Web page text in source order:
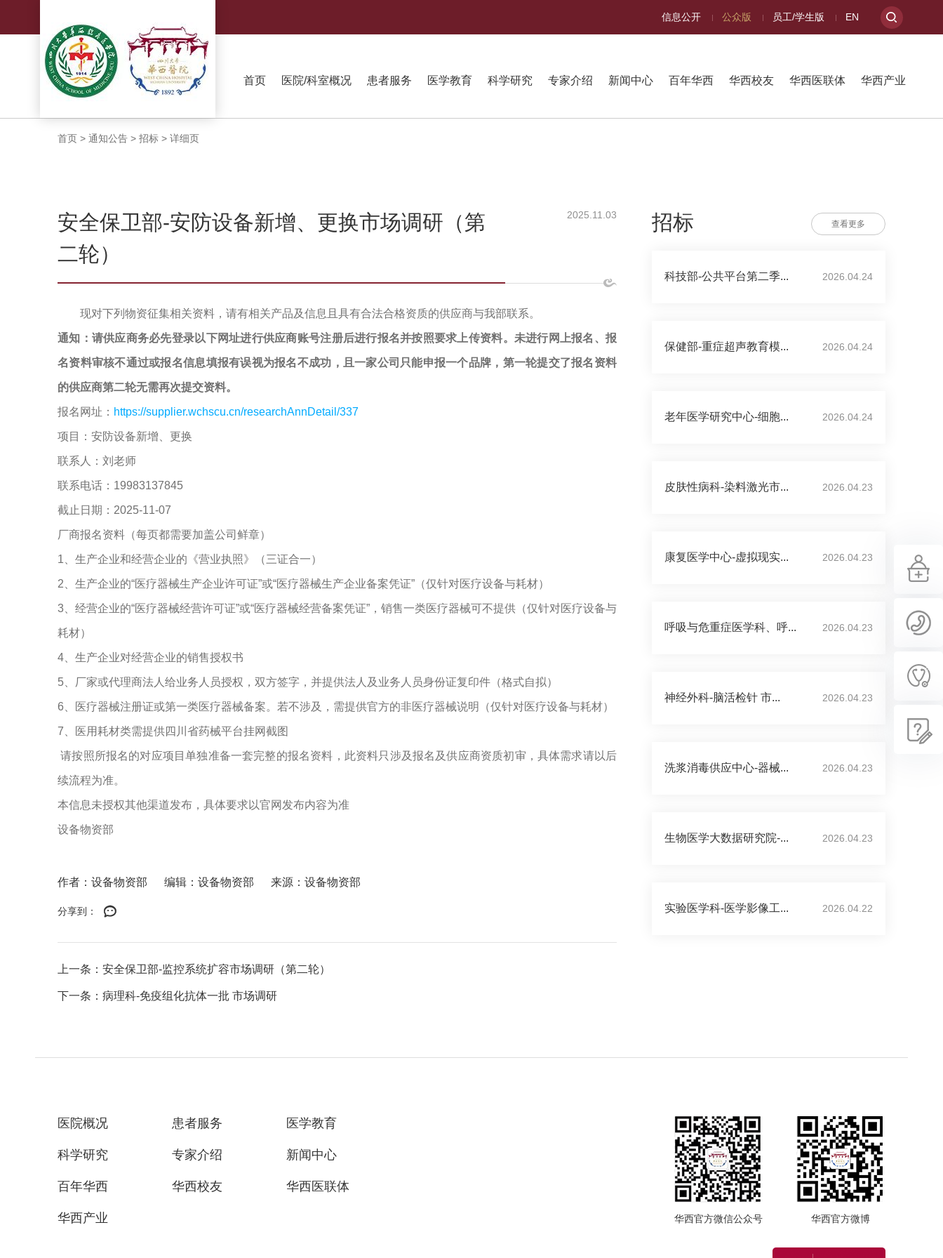
信息公开 公众版 员工/学生版 EN
首页 医院/科室概况 患者服务 医学教育 科学研究 专家介绍 新闻中心 百年华西 华西校友 华西医联体 华西产业
首页 > 通知公告 > 招标 > 详细页
安全保卫部-安防设备新增、更换市场调研（第
二轮）
2025.11.03
现对下列物资征集相关资料，请有相关产品及信息且具有合法合格资质的供应商与我部联系。
通知：请供应商务必先登录以下网址进行供应商账号注册后进行报名并按照要求上传资料。未进行网上报名、报
名资料审核不通过或报名信息填报有误视为报名不成功，且一家公司只能申报一个品牌，第一轮提交了报名资料
的供应商第二轮无需再次提交资料。
报名网址： https://supplier.wchscu.cn/researchAnnDetail/337
项目：安防设备新增、更换
联系人：刘老师
联系电话：19983137845
截止日期：2025-11-07
厂商报名资料（每页都需要加盖公司鲜章）
1、生产企业和经营企业的《营业执照》（三证合一）
2、生产企业的“医疗器械生产企业许可证”或“医疗器械生产企业备案凭证”（仅针对医疗设备与耗材）
3、经营企业的“医疗器械经营许可证”或“医疗器械经营备案凭证”，销售一类医疗器械可不提供（仅针对医疗设备与
耗材）
4、生产企业对经营企业的销售授权书
5、厂家或代理商法人给业务人员授权，双方签字，并提供法人及业务人员身份证复印件（格式自拟）
6、医疗器械注册证或第一类医疗器械备案。若不涉及，需提供官方的非医疗器械说明（仅针对医疗设备与耗材）
7、医用耗材类需提供四川省药械平台挂网截图
请按照所报名的对应项目单独准备一套完整的报名资料，此资料只涉及报名及供应商资质初审，具体需求请以后
续流程为准。
本信息未授权其他渠道发布，具体要求以官网发布内容为准
设备物资部
作者：设备物资部 编辑：设备物资部 来源：设备物资部
分享到：
上一条：安全保卫部-监控系统扩容市场调研（第二轮）
下一条：病理科-免疫组化抗体一批 市场调研
招标 查看更多
科技部-公共平台第二季... 2026.04.24
保健部-重症超声教育模... 2026.04.24
老年医学研究中心-细胞... 2026.04.24
皮肤性病科-染料激光市... 2026.04.23
康复医学中心-虚拟现实... 2026.04.23
呼吸与危重症医学科、呼... 2026.04.23
神经外科-脑活检针 市... 2026.04.23
洗浆消毒供应中心-器械... 2026.04.23
生物医学大数据研究院-... 2026.04.23
实验医学科-医学影像工... 2026.04.22
医院概况 患者服务 医学教育
科学研究 专家介绍 新闻中心
百年华西 华西校友 华西医联体
华西产业 华西官方微信公众号 华西官方微博